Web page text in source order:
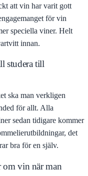
att vin har varit gott
för vin
speciella viner. Helt
innan.
studera till
ska man verkligen
för allt. Alla
sedan tidigare kommer
det
bra för en själv.
om vin när man